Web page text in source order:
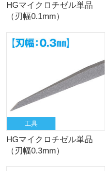
HGマイクロチゼル単品
（刃幅0.1mm）
工具
HGマイクロチゼル単品
（刃幅0.3mm）